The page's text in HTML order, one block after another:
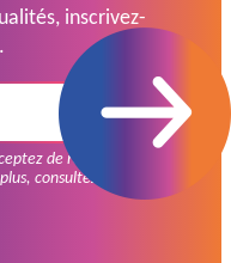
inscrivez-
de recevoir la
consultez